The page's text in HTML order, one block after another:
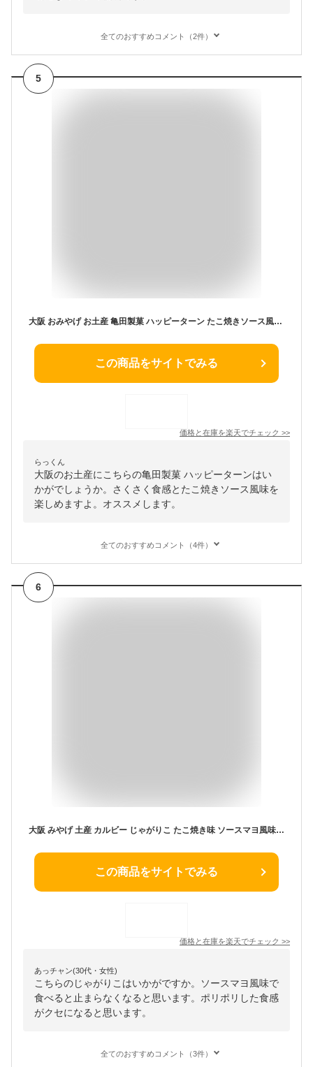
全てのおすすめコメント（2件）
5
大阪 おみやげ お土産 亀田製菓 ハッピーターン たこ焼きソース風味 16袋入×2個 ご当地スナック お菓子 ギフト 万博 修学旅行 観光 通天閣 道頓堀 心斎橋 梅田 たこやき
この商品をサイトでみる
価格と在庫を楽天でチェック >>
らっくん
大阪のお土産にこちらの亀田製菓 ハッピーターンはい
かがでしょうか。さくさく食感とたこ焼きソース風味を
楽しめますよ。オススメします。
全てのおすすめコメント（4件）
6
大阪 みやげ 土産 カルビー じゃがりこ たこ焼き味 ソースマヨ風味 8袋入り 160g(20g×8) 2個セット まとめて 大阪 お土産 おみやげ 菓子 スナック 限定
この商品をサイトでみる
価格と在庫を楽天でチェック >>
あっチャン(30代・女性)
こちらのじゃがりこはいかがですか。ソースマヨ風味で
食べると止まらなくなると思います。ポリポリした食感
がクセになると思います。
全てのおすすめコメント（3件）